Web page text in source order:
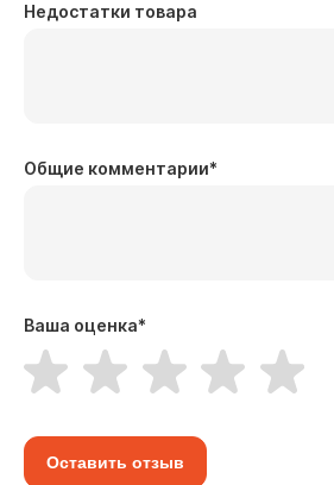
Недостатки товара
Общие комментарии*
Ваша оценка*
Оставить отзыв